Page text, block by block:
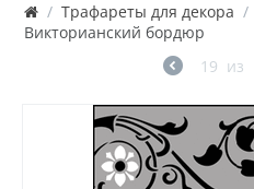
/ Трафареты для декора /
Викторианский бордюр
19 из